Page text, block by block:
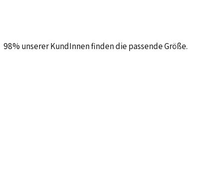
98% unserer KundInnen finden die passende Größe.